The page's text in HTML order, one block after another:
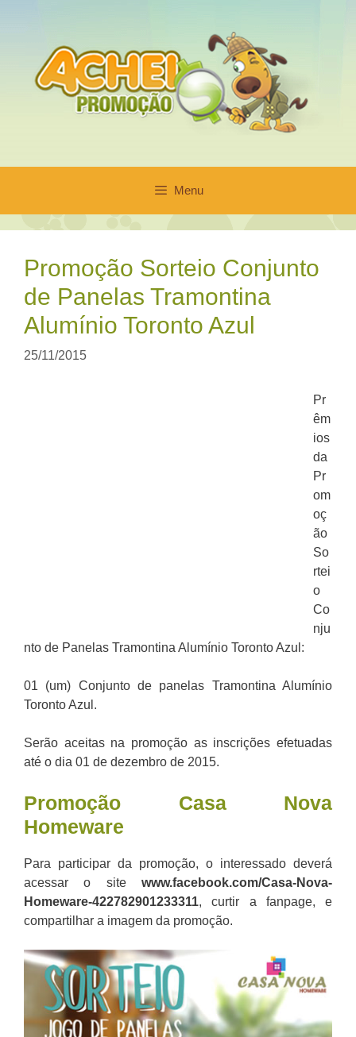
conteúdo
Menu
Promoção Sorteio Conjunto
de Panelas Tramontina
Alumínio Toronto Azul
25/11/2015
Pr
êm
ios
da
Pr
om
oç
ão
So
rtei
o
Co
nju
nto de Panelas Tramontina Alumínio Toronto Azul:
01 (um) Conjunto de panelas Tramontina Alumínio
Toronto Azul.
Serão aceitas na promoção as inscrições efetuadas
até o dia 01 de dezembro de 2015.
Promoção Casa Nova
Homeware
Para participar da promoção, o interessado deverá
acessar o site www.facebook.com/Casa-Nova-
Homeware-422782901233311, curtir a fanpage, e
compartilhar a imagem da promoção.